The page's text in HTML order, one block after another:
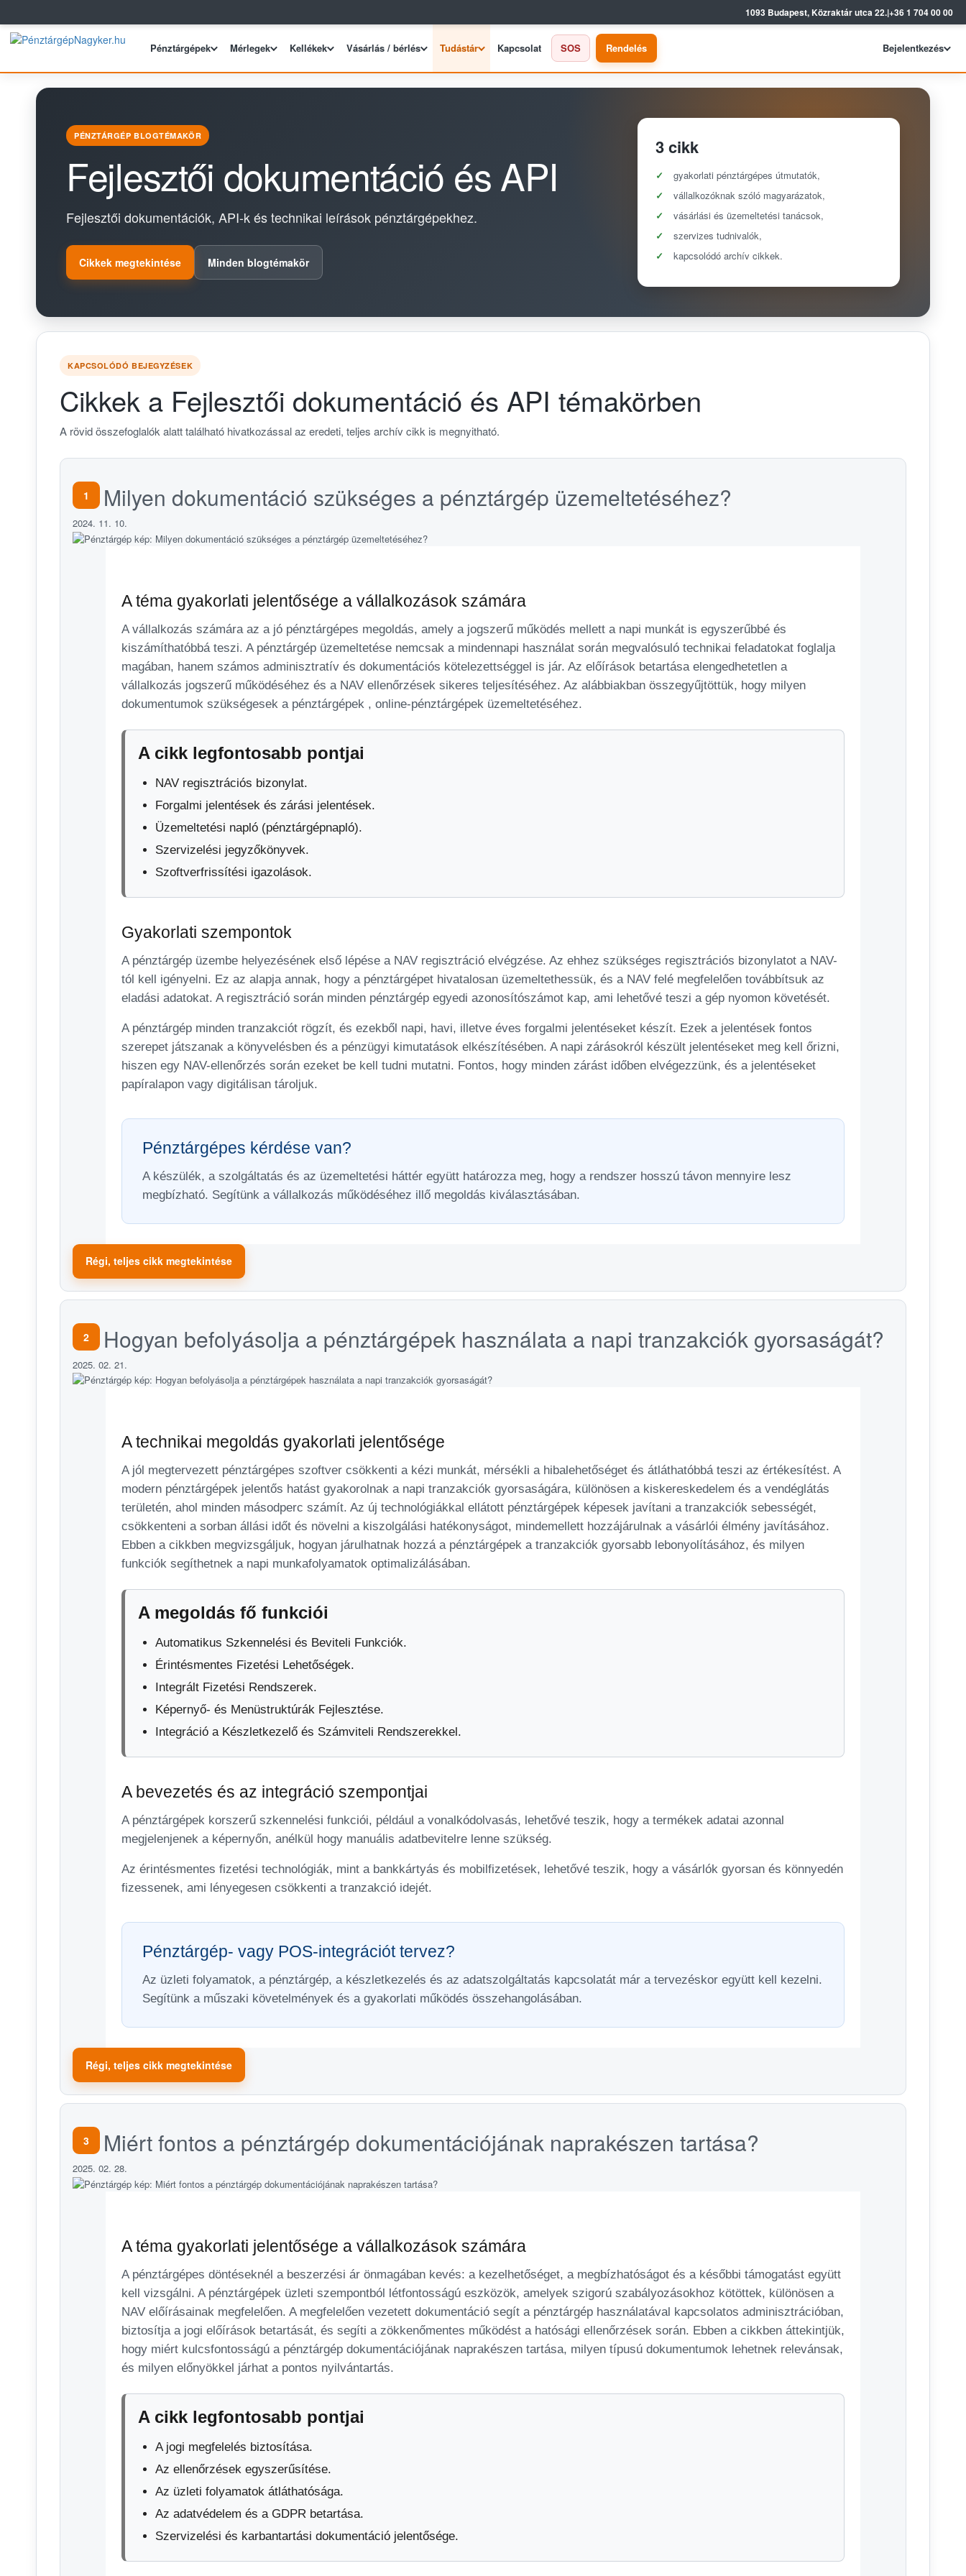
1093 Budapest, Közraktár utca 22.|+36 1 704 00 00
Pénztárgépek Mérlegek Kellékek Vásárlás / bérlés Tudástár Kapcsolat SOS Rendelés Bejelentkezés
PÉNZTÁRGÉP BLOGTÉMAKÖR
Fejlesztői dokumentáció és API
Fejlesztői dokumentációk, API-k és technikai leírások pénztárgépekhez.
Cikkek megtekintése Minden blogtémakör
3 cikk
gyakorlati pénztárgépes útmutatók,
vállalkozóknak szóló magyarázatok,
vásárlási és üzemeltetési tanácsok,
szervizes tudnivalók,
kapcsolódó archív cikkek.
KAPCSOLÓDÓ BEJEGYZÉSEK
Cikkek a Fejlesztői dokumentáció és API témakörben
A rövid összefoglalók alatt található hivatkozással az eredeti, teljes archív cikk is megnyitható.
1 Milyen dokumentáció szükséges a pénztárgép üzemeltetéséhez?
2024. 11. 10.
A téma gyakorlati jelentősége a vállalkozások számára
A vállalkozás számára az a jó pénztárgépes megoldás, amely a jogszerű működés mellett a napi munkát is egyszerűbbé és
kiszámíthatóbbá teszi. A pénztárgép üzemeltetése nemcsak a mindennapi használat során megvalósuló technikai feladatokat foglalja
magában, hanem számos adminisztratív és dokumentációs kötelezettséggel is jár. Az előírások betartása elengedhetetlen a
vállalkozás jogszerű működéséhez és a NAV ellenőrzések sikeres teljesítéséhez. Az alábbiakban összegyűjtöttük, hogy milyen
dokumentumok szükségesek a pénztárgépek , online-pénztárgépek üzemeltetéséhez.
A cikk legfontosabb pontjai
NAV regisztrációs bizonylat.
Forgalmi jelentések és zárási jelentések.
Üzemeltetési napló (pénztárgépnapló).
Szervizelési jegyzőkönyvek.
Szoftverfrissítési igazolások.
Gyakorlati szempontok
A pénztárgép üzembe helyezésének első lépése a NAV regisztráció elvégzése. Az ehhez szükséges regisztrációs bizonylatot a NAV-
tól kell igényelni. Ez az alapja annak, hogy a pénztárgépet hivatalosan üzemeltethessük, és a NAV felé megfelelően továbbítsuk az
eladási adatokat. A regisztráció során minden pénztárgép egyedi azonosítószámot kap, ami lehetővé teszi a gép nyomon követését.
A pénztárgép minden tranzakciót rögzít, és ezekből napi, havi, illetve éves forgalmi jelentéseket készít. Ezek a jelentések fontos
szerepet játszanak a könyvelésben és a pénzügyi kimutatások elkészítésében. A napi zárásokról készült jelentéseket meg kell őrizni,
hiszen egy NAV-ellenőrzés során ezeket be kell tudni mutatni. Fontos, hogy minden zárást időben elvégezzünk, és a jelentéseket
papíralapon vagy digitálisan tároljuk.
Pénztárgépes kérdése van?
A készülék, a szolgáltatás és az üzemeltetési háttér együtt határozza meg, hogy a rendszer hosszú távon mennyire lesz
megbízható. Segítünk a vállalkozás működéséhez illő megoldás kiválasztásában.
Régi, teljes cikk megtekintése
2 Hogyan befolyásolja a pénztárgépek használata a napi tranzakciók gyorsaságát?
2025. 02. 21.
A technikai megoldás gyakorlati jelentősége
A jól megtervezett pénztárgépes szoftver csökkenti a kézi munkát, mérsékli a hibalehetőséget és átláthatóbbá teszi az értékesítést. A
modern pénztárgépek jelentős hatást gyakorolnak a napi tranzakciók gyorsaságára, különösen a kiskereskedelem és a vendéglátás
területén, ahol minden másodperc számít. Az új technológiákkal ellátott pénztárgépek képesek javítani a tranzakciók sebességét,
csökkenteni a sorban állási időt és növelni a kiszolgálási hatékonyságot, mindemellett hozzájárulnak a vásárlói élmény javításához.
Ebben a cikkben megvizsgáljuk, hogyan járulhatnak hozzá a pénztárgépek a tranzakciók gyorsabb lebonyolításához, és milyen
funkciók segíthetnek a napi munkafolyamatok optimalizálásában.
A megoldás fő funkciói
Automatikus Szkennelési és Beviteli Funkciók.
Érintésmentes Fizetési Lehetőségek.
Integrált Fizetési Rendszerek.
Képernyő- és Menüstruktúrák Fejlesztése.
Integráció a Készletkezelő és Számviteli Rendszerekkel.
A bevezetés és az integráció szempontjai
A pénztárgépek korszerű szkennelési funkciói, például a vonalkódolvasás, lehetővé teszik, hogy a termékek adatai azonnal
megjelenjenek a képernyőn, anélkül hogy manuális adatbevitelre lenne szükség.
Az érintésmentes fizetési technológiák, mint a bankkártyás és mobilfizetések, lehetővé teszik, hogy a vásárlók gyorsan és könnyedén
fizessenek, ami lényegesen csökkenti a tranzakció idejét.
Pénztárgép- vagy POS-integrációt tervez?
Az üzleti folyamatok, a pénztárgép, a készletkezelés és az adatszolgáltatás kapcsolatát már a tervezéskor együtt kell kezelni.
Segítünk a műszaki követelmények és a gyakorlati működés összehangolásában.
Régi, teljes cikk megtekintése
3 Miért fontos a pénztárgép dokumentációjának naprakészen tartása?
2025. 02. 28.
A téma gyakorlati jelentősége a vállalkozások számára
A pénztárgépes döntéseknél a beszerzési ár önmagában kevés: a kezelhetőséget, a megbízhatóságot és a későbbi támogatást együtt
kell vizsgálni. A pénztárgépek üzleti szempontból létfontosságú eszközök, amelyek szigorú szabályozásokhoz kötöttek, különösen a
NAV előírásainak megfelelően. A megfelelően vezetett dokumentáció segít a pénztárgép használatával kapcsolatos adminisztrációban,
biztosítja a jogi előírások betartását, és segíti a zökkenőmentes működést a hatósági ellenőrzések során. Ebben a cikkben áttekintjük,
hogy miért kulcsfontosságú a pénztárgép dokumentációjának naprakészen tartása, milyen típusú dokumentumok lehetnek relevánsak,
és milyen előnyökkel járhat a pontos nyilvántartás.
A cikk legfontosabb pontjai
A jogi megfelelés biztosítása.
Az ellenőrzések egyszerűsítése.
Az üzleti folyamatok átláthatósága.
Az adatvédelem és a GDPR betartása.
Szervizelési és karbantartási dokumentáció jelentősége.